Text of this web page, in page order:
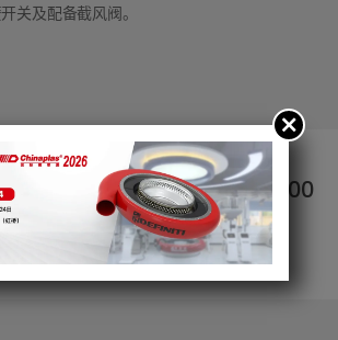
关及配备截风阀。
械科技有限公司已提供近12,000
挤出设备和送料机